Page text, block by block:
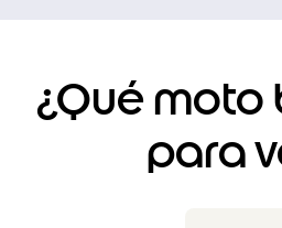
¿Qué moto
para